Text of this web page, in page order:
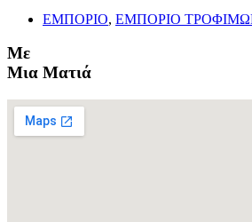
ΕΜΠΟΡΙΟ, ΕΜΠΟΡΙΟ
Με
Μια Ματιά